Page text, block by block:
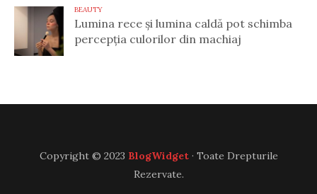
BEAUTY
Lumina rece și lumina caldă pot schimba
percepția culorilor din machiaj
Copyright © 2023 BlogWidget· Toate Drepturile
Rezervate.